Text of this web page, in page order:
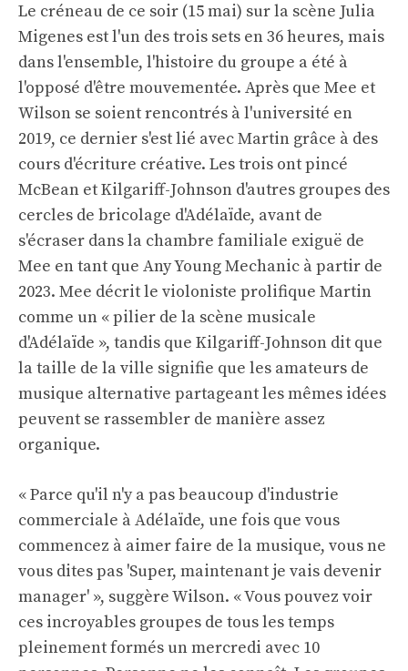
Le créneau de ce soir (15 mai) sur la scène Julia
Migenes est l'un des trois sets en 36 heures, mais
dans l'ensemble, l'histoire du groupe a été à
l'opposé d'être mouvementée. Après que Mee et
Wilson se soient rencontrés à l'université en
2019, ce dernier s'est lié avec Martin grâce à des
cours d'écriture créative. Les trois ont pincé
McBean et Kilgariff-Johnson d'autres groupes des
cercles de bricolage d'Adélaïde, avant de
s'écraser dans la chambre familiale exiguë de
Mee en tant que Any Young Mechanic à partir de
2023. Mee décrit le violoniste prolifique Martin
comme un « pilier de la scène musicale
d'Adélaïde », tandis que Kilgariff-Johnson dit que
la taille de la ville signifie que les amateurs de
musique alternative partageant les mêmes idées
peuvent se rassembler de manière assez
organique.
« Parce qu'il n'y a pas beaucoup d'industrie
commerciale à Adélaïde, une fois que vous
commencez à aimer faire de la musique, vous ne
vous dites pas 'Super, maintenant je vais devenir
manager' », suggère Wilson. « Vous pouvez voir
ces incroyables groupes de tous les temps
pleinement formés un mercredi avec 10